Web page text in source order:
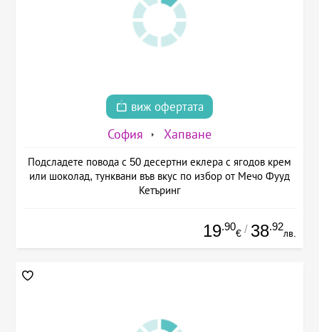
виж офертата
София Хапване
Подсладете повода с 50 десертни еклера с ягодов крем
или шоколад, тунквани във вкус по избор от Мечо Фууд
Кетъринг
19.90
€ / 38.92
лв.